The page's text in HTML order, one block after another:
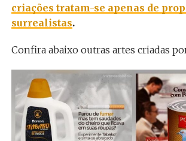
criações tratam-se apenas de
surrealistas.
Confira abaixo outras artes criadas